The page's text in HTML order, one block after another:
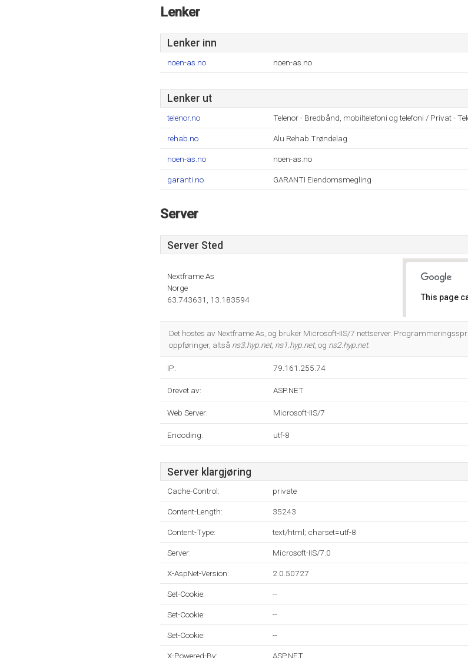
Lenker
Lenker inn
noen-as.no noen-as.no
Lenker ut
telenor.no Telenor - Bredbånd, mobiltelefoni og telefoni / Privat -
rehab.no Alu Rehab Trøndelag
noen-as.no noen-as.no
garanti.no GARANTI Eiendomsmegling
Server
Server Sted
Nextframe As
Norge
63.743631, 13.183594
This page
Do you
Det hostes av Nextframe As, og bruker Microsoft-IIS/7 nettserver.
oppføringer, altså ns3.hyp.net, ns1.hyp.net, og ns2.hyp.net.
IP: 79.161.255.74
Drevet av: ASP.NET
Web Server: Microsoft-IIS/7
Encoding: utf-8
Server klargjøring
Cache-Control: private
Content-Length: 35243
Content-Type: text/html; charset=utf-8
Server: Microsoft-IIS/7.0
X-AspNet-Version: 2.0.50727
Set-Cookie: --
Set-Cookie: --
Set-Cookie: --
X-Powered-By: ASP.NET